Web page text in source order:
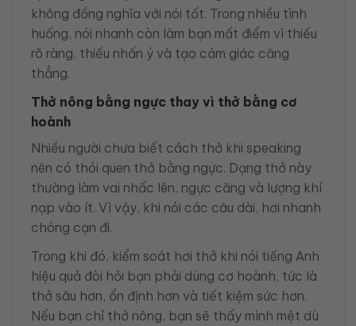
không đồng nghĩa với nói tốt. Trong nhiều tình
huống, nói nhanh còn làm bạn mất điểm vì thiếu
rõ ràng, thiếu nhấn ý và tạo cảm giác căng
thẳng.
Thở nông bằng ngực thay vì thở bằng cơ
hoành
Nhiều người chưa biết cách thở khi speaking
nên có thói quen thở bằng ngực. Dạng thở này
thường làm vai nhấc lên, ngực căng và lượng khí
nạp vào ít. Vì vậy, khi nói các câu dài, hơi nhanh
chóng cạn đi.
Trong khi đó, kiểm soát hơi thở khi nói tiếng Anh
hiệu quả đòi hỏi bạn phải dùng cơ hoành, tức là
thở sâu hơn, ổn định hơn và tiết kiệm sức hơn.
Nếu bạn chỉ thở nông, bạn sẽ thấy mình mệt dù